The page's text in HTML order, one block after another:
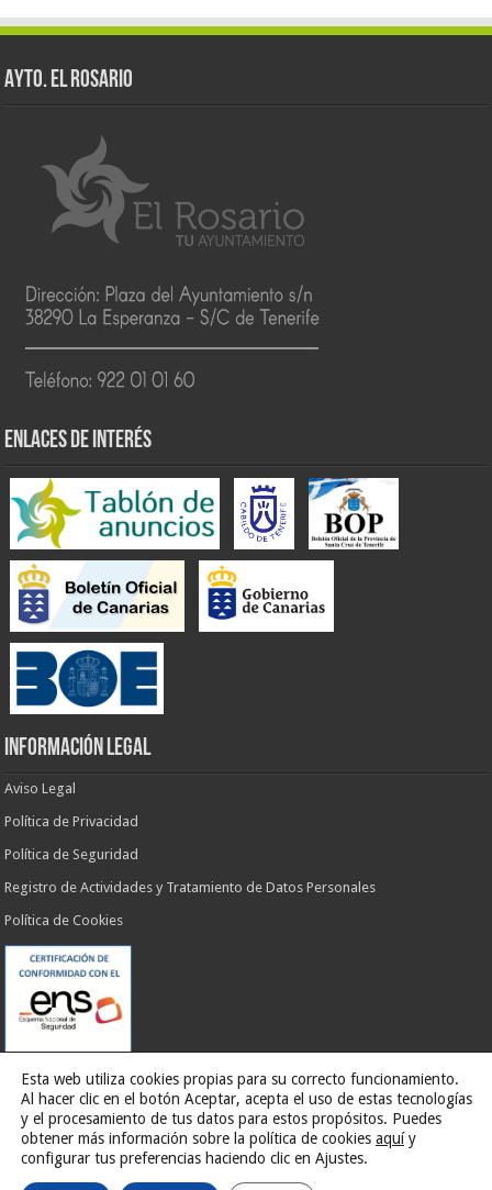
AYTO. EL ROSARIO
ENLACES DE INTERÉS
INFORMACIÓN LEGAL
Aviso Legal
Política de Privacidad
Política de Seguridad
Registro de Actividades y Tratamiento de Datos Personales
Política de Cookies
Web desarrollada porG13 Estudio Creativo
Esta web utiliza cookies propias para su correcto funcionamiento.
Al hacer clic en el botón Aceptar, acepta el uso de estas tecnologías
y el procesamiento de tus datos para estos propósitos. Puedes
obtener más información sobre la política de cookies aquíy
configurar tus preferencias haciendo clic en Ajustes.